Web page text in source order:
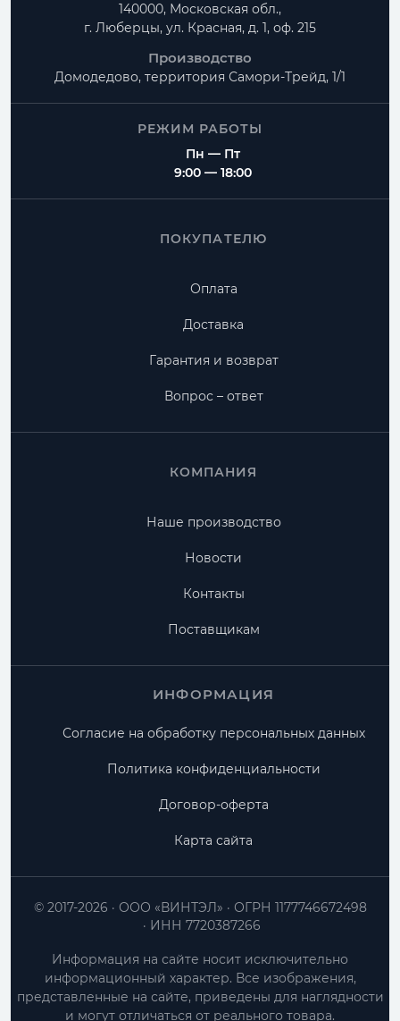
140000, Московская обл.,
г. Люберцы, ул. Красная, д. 1, оф. 215
Производство
Домодедово, территория Самори-Трейд, 1/1
РЕЖИМ РАБОТЫ
Пн — Пт
9:00 — 18:00
ПОКУПАТЕЛЮ
Оплата
Доставка
Гарантия и возврат
Вопрос – ответ
КОМПАНИЯ
Наше производство
Новости
Контакты
Поставщикам
ИНФОРМАЦИЯ
Согласие на обработку персональных данных
Политика конфиденциальности
Договор-оферта
Карта сайта
ООО «ВИНТЭЛ»
ОГРН 1177746672498
ИНН 7720387266
© 2017-2026
Информация на сайте носит исключительно
информационный характер. Все изображения,
представленные на сайте, приведены для наглядности
и могут отличаться от реального товара.